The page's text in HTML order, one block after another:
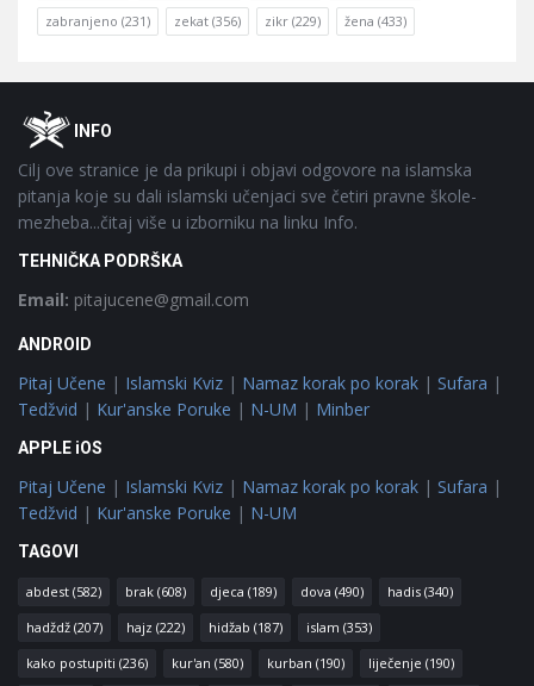
zabranjeno (231) zekat (356) zikr (229) žena (433)
FooterOINFO
Cilj ove stranice je da prikupi i objavi odgovore na islamska
pitanja koje su dali islamski učenjaci sve četiri pravne škole-
mezheba...čitaj više u izborniku na linku Info.
TEHNIČKA PODRŠKA
Email: pitajucene@gmail.com
ANDROID
Pitaj Učene | Islamski Kviz | Namaz korak po korak | Sufara |
Tedžvid | Kur'anske Poruke | N-UM | Minber
APPLE iOS
Pitaj Učene | Islamski Kviz | Namaz korak po korak | Sufara |
Tedžvid | Kur'anske Poruke | N-UM
TAGOVI
abdest (582) brak (608) djeca (189) dova (490) hadis (340)
hadždž (207) hajz (222) hidžab (187) islam (353)
kako postupiti (236) kur'an (580) kurban (190) liječenje (190)